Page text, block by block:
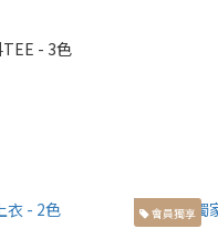
- 3色
會員獨享